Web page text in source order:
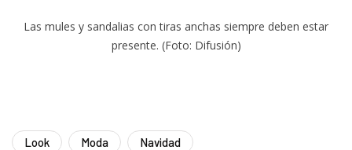
Las mules y sandalias con tiras anchas siempre deben estar
presente. (Foto: Difusión)
Look Moda Navidad